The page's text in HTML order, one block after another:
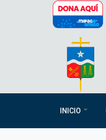
Pasar al contenido principal
INICIO